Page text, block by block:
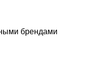
брендами